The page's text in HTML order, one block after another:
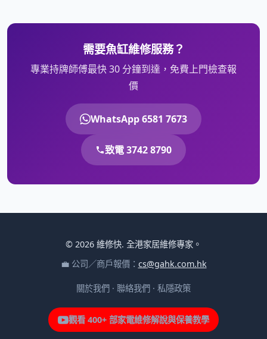
需要魚缸維修服務？
專業持牌師傅最快 30 分鐘到達，免費上門檢查報
價
WhatsApp 6581 7673
致電 3742 8790
© 2026 維修快. 全港家居維修專家。
💼 公司／商戶報價： cs@gahk.com.hk
關於我們 · 聯絡我們 · 私隱政策
觀看 400+ 部家電維修解說與保養教學